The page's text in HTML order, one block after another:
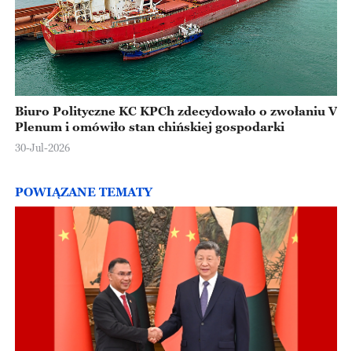
Biuro Polityczne KC KPCh zdecydowało o zwołaniu V
Plenum i omówiło stan chińskiej gospodarki
30-Jul-2026
POWIĄZANE TEMATY